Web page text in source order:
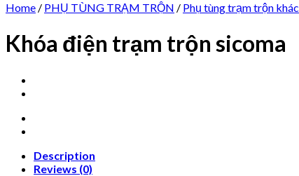
Home / PHỤ TÙNG TRẠM TRỘN / Phụ tùng trạm trộn khác
Khóa điện trạm trộn sicoma
Description
Reviews (0)